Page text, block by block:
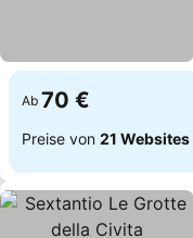
Ab 70 €
Preise von 21 Websites